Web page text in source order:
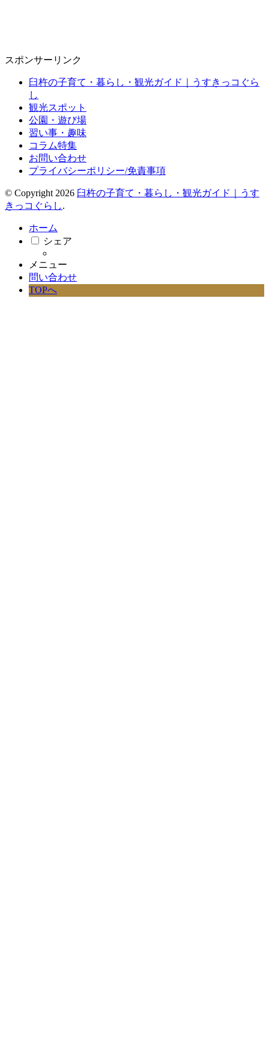
スポンサーリンク
臼杵の子育て・暮らし・観光ガイド｜うすきっコぐら
し
観光スポット
公園・遊び場
習い事・趣味
コラム特集
お問い合わせ
プライバシーポリシー/免責事項
© Copyright 2026 臼杵の子育て・暮らし・観光ガイド｜うす
きっコぐらし.
ホーム
シェア
メニュー
問い合わせ
TOPへ